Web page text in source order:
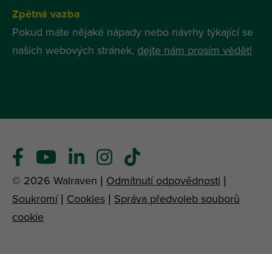
Zpětná vazba
Pokud máte nějaké nápady nebo návrhy týkající se
našich webových stránek, dejte nám prosím vědět!
© 2026 Walraven | Odmítnutí odpovědnosti |
Soukromí| Cookies | Správa předvoleb souborů
cookie